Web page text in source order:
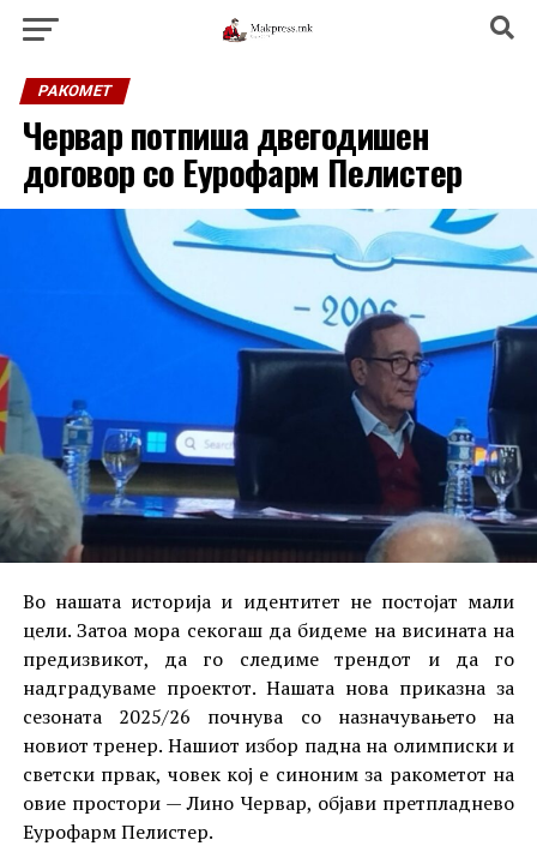
РАКОМЕТ
Червар потпиша двегодишен
договор со Еурофарм Пелистер
Во нашата историја и идентитет не постојат мали
цели. Затоа мора секогаш да бидеме на висината на
предизвикот, да го следиме трендот и да го
надградуваме проектот. Нашата нова приказна за
сезоната 2025/26 почнува со назначувањето на
новиот тренер. Нашиот избор падна на олимписки и
светски првак, човек кој е синоним за ракометот на
овие простори — Лино Червар, објави претпладнево
Еурофарм Пелистер.